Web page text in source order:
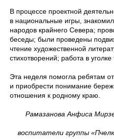
В процессе проектной
в национальные игры,
народов крайнего Севера;
беседы; были проведены
чтение художественной
стихотворений; работа в уголке
Эта неделя помогла ребятам
и приобрести понимание
отношения к родному краю.
Рамазанова Анфиса
воспитатели группы